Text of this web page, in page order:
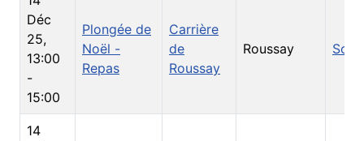
Déc
25,
13:00
-
15:00
Plongée de
Noël -
Repas
Carrière
de
Roussay
Roussay
14